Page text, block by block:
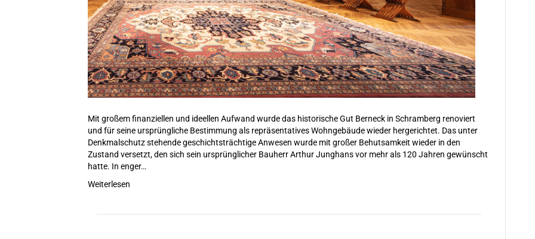
Mit großem finanziellen und ideellen Aufwand wurde das historische Gut Berneck in Schramberg renoviert
und für seine ursprüngliche Bestimmung als repräsentatives Wohngebäude wieder hergerichtet. Das unter
Denkmalschutz stehende geschichtsträchtige Anwesen wurde mit großer Behutsamkeit wieder in den
Zustand versetzt, den sich sein ursprünglicher Bauherr Arthur Junghans vor mehr als 120 Jahren gewünscht
hatte. In enger…
Weiterlesen